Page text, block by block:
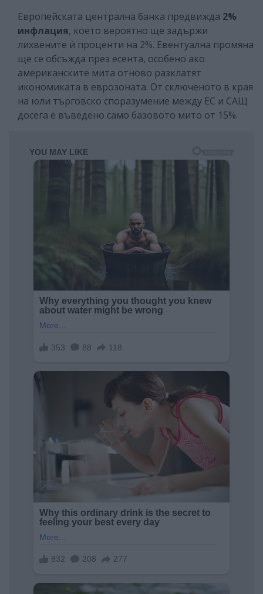
Европейската централна банка предвижда 2%
инфлация, което вероятно ще задържи
лихвените ѝ проценти на 2%. Евентуална промяна
ще се обсъжда през есента, особено ако
американските мита отново разклатят
икономиката в еврозоната. От сключеното в края
на юли търговско споразумение между ЕС и САЩ
досега е въведено само базовото мито от 15%.